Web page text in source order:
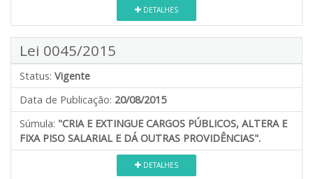
DETALHES
Lei 0045/2015
Status: Vigente
Data de Publicação: 20/08/2015
Súmula: "CRIA E EXTINGUE CARGOS PÚBLICOS, ALTERA E
FIXA PISO SALARIAL E DÁ OUTRAS PROVIDÊNCIAS".
DETALHES